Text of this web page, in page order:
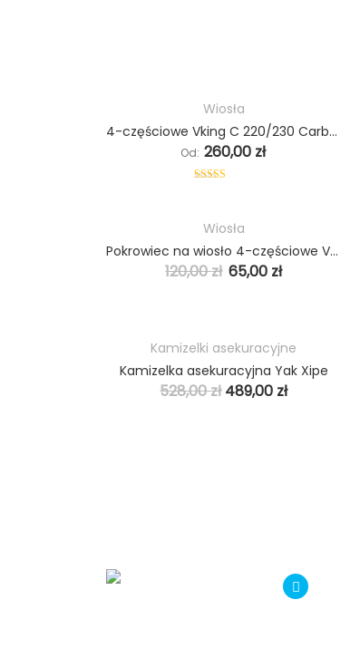
Wiosła
4-częściowe Vking C 220/230 Carbon/PP/FG
Od: 260,00 zł
Wiosła
Pokrowiec na wiosło 4-częściowe Vking
120,00zł 65,00 zł
Kamizelki asekuracyjne
Kamizelka asekuracyjna Yak Xipe
528,00zł 489,00 zł